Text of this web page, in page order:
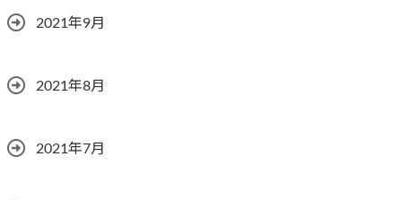
2021年9月
2021年8月
2021年7月